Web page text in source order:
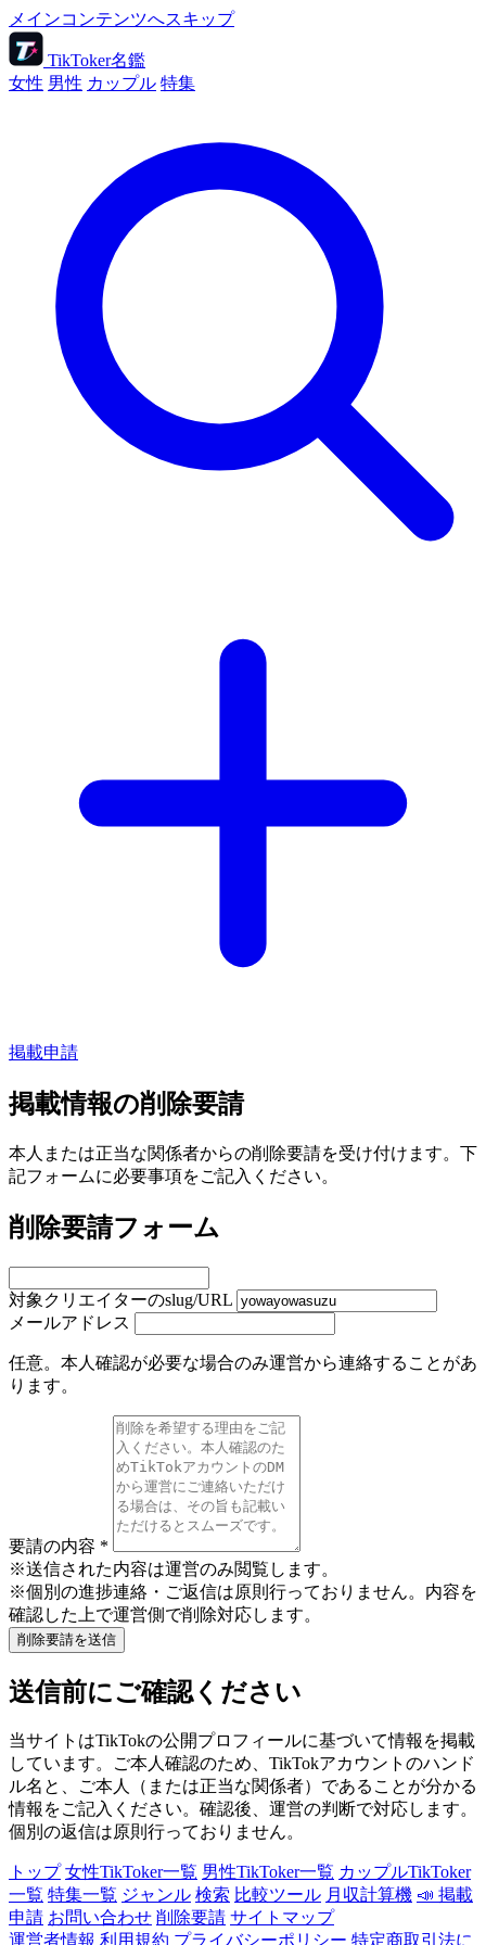
メインコンテンツへスキップ
TikToker名鑑
女性 男性 カップル 特集
掲載申請
掲載情報の削除要請
本人または正当な関係者からの削除要請を受け付けます。下
記フォームに必要事項をご記入ください。
削除要請フォーム
対象クリエイターのslug/URL
メールアドレス
任意。本人確認が必要な場合のみ運営から連絡することがあ
ります。
要請の内容 *
※送信された内容は運営のみ閲覧します。
※個別の進捗連絡・ご返信は原則行っておりません。内容を
確認した上で運営側で削除対応します。
削除要請を送信
送信前にご確認ください
当サイトはTikTokの公開プロフィールに基づいて情報を掲載
しています。ご本人確認のため、TikTokアカウントのハンド
ル名と、ご本人（または正当な関係者）であることが分かる
情報をご記入ください。確認後、運営の判断で対応します。
個別の返信は原則行っておりません。
トップ 女性TikToker一覧 男性TikToker一覧 カップルTikToker
一覧 特集一覧 ジャンル 検索 比較ツール 月収計算機 📣 掲載
申請 お問い合わせ 削除要請 サイトマップ
運営者情報 利用規約 プライバシーポリシー 特定商取引法に